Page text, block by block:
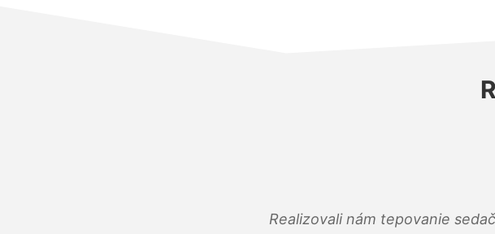
Realizovali nám tepovanie